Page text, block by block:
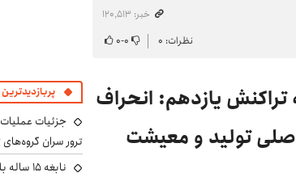
خبر: ۱۲۰٬۵۱۳
نظرات: ۰ ۰-۰
تراکنش یازدهم: انحراف
تولید و معیشت
پربازدیدترین
جزئیات عملیات
ترور سران
نابغه